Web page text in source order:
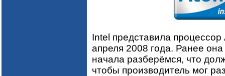
Intel представила
апреля 2008 года. Ранее
начала разберёмся, что
чтобы производитель мог